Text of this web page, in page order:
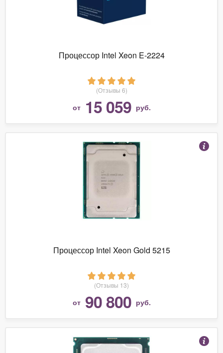
Процессор Intel Xeon E-2224
(Отзывы 6)
от 15 059 руб.
Процессор Intel Xeon Gold 5215
(Отзывы 13)
от 90 800 руб.